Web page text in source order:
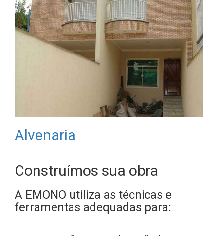
Alvenaria
Construímos sua obra
A EMONO utiliza as técnicas e
ferramentas adequadas para: